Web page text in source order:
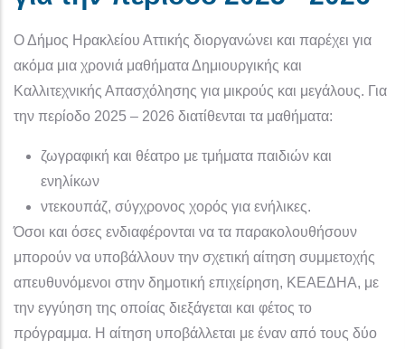
Ο Δήμος Ηρακλείου Αττικής διοργανώνει και παρέχει για
ακόμα μια χρονιά μαθήματα Δημιουργικής και
Καλλιτεχνικής Απασχόλησης για μικρούς και μεγάλους. Για
την περίοδο 2025 – 2026 διατίθενται τα μαθήματα:
ζωγραφική και θέατρο με τμήματα παιδιών και
ενηλίκων
ντεκουπάζ, σύγχρονος χορός για ενήλικες.
Όσοι και όσες ενδιαφέρονται να τα παρακολουθήσουν
μπορούν να υποβάλλουν την σχετική αίτηση συμμετοχής
απευθυνόμενοι στην δημοτική επιχείρηση, ΚΕΑΕΔΗΑ, με
την εγγύηση της οποίας διεξάγεται και φέτος το
πρόγραμμα. Η αίτηση υποβάλλεται με έναν από τους δύο